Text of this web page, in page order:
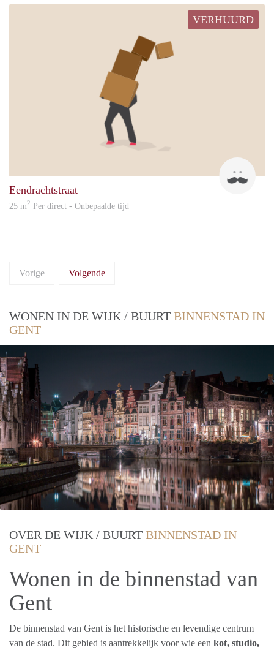
VERHUURD
Eendrachtstraat
25 m2 Per direct - Onbepaalde tijd
Vorige Volgende
WONEN IN DE WIJK / BUURT BINNENSTAD IN
GENT
OVER DE WIJK / BUURT BINNENSTAD IN
GENT
Wonen in de binnenstad van
Gent
De binnenstad van Gent is het historische en levendige centrum
van de stad. Dit gebied is aantrekkelijk voor wie een kot, studio,